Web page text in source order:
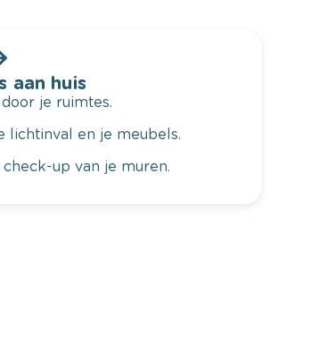
aan huis
je ruimtes.
lichtinval en je meubels.
up van je muren.